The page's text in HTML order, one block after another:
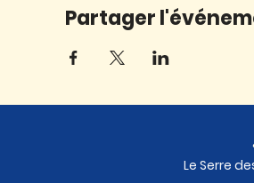
Partager
Le Serre